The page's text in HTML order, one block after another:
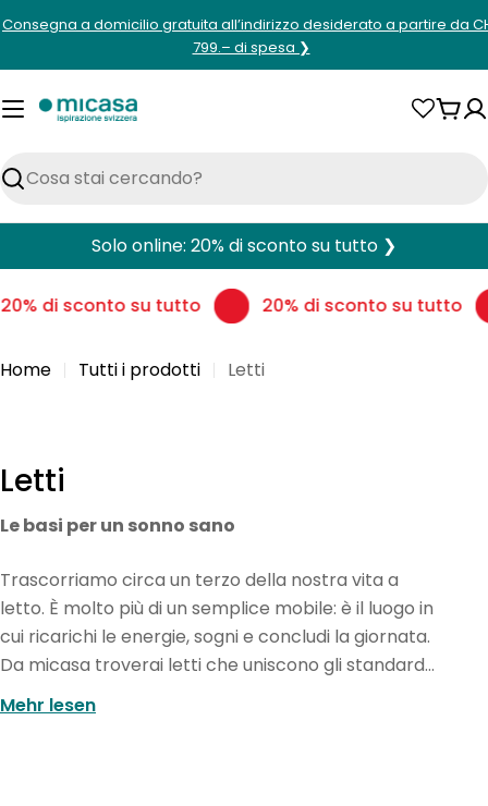
contenuto
Consegna a domicilio gratuita all’indirizzo desiderato a partire da
799.– di spesa ❯
Cerca
Solo online: 20% di sconto su tutto ❯
di sconto su tutto 20% di sconto su tutto
Home Tutti i prodotti Letti
C
o
l
e
z
i
Letti
Le basi per un sonno sano
Trascorriamo circa un terzo della nostra vita a
letto. È molto più di un semplice mobile: è il luogo in
cui ricarichi le energie, sogni e concludi la giornata.
Da micasa troverai letti che uniscono gli standard
di qualità svizzeri a un design senza tempo. Che tu
ami il fascino naturale del legno massello, cerchi il
Mehr lesen